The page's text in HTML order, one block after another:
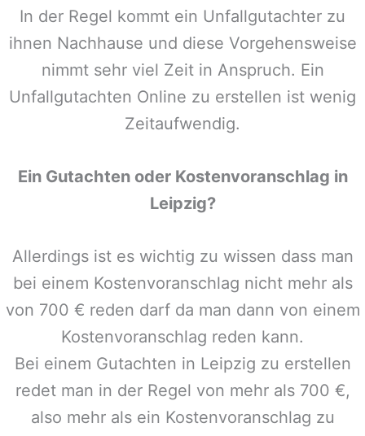
In der Regel kommt ein Unfallgutachter zu
ihnen Nachhause und diese Vorgehensweise
nimmt sehr viel Zeit in Anspruch. Ein
Unfallgutachten Online zu erstellen ist wenig
Zeitaufwendig.
Ein Gutachten oder Kostenvoranschlag in
Leipzig?
Allerdings ist es wichtig zu wissen dass man
bei einem Kostenvoranschlag nicht mehr als
von 700 € reden darf da man dann von einem
Kostenvoranschlag reden kann.
Bei einem Gutachten in Leipzig zu erstellen
redet man in der Regel von mehr als 700 €,
also mehr als ein Kostenvoranschlag zu